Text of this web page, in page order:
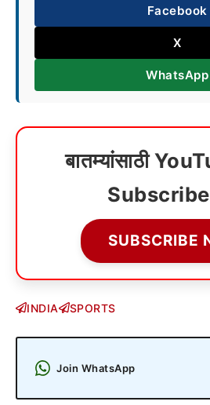
Facebook
X
WhatsApp
बातम्यांसाठी
Subscribe
SUBSCRIBE
INDIA SPORTS
Join WhatsApp